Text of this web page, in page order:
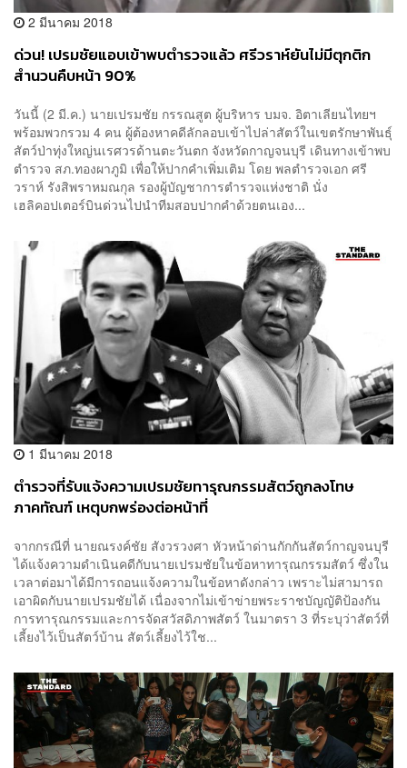
2 มีนาคม 2018
ด่วน! เปรมชัยแอบเข้าพบตำรวจแล้ว ศรีวราห์ยันไม่มีตุกติก
สำนวนคืบหน้า 90%
วันนี้ (2 มี.ค.) นายเปรมชัย กรรณสูต ผู้บริหาร บมจ. อิตาเลียนไทยฯ
พร้อมพวกรวม 4 คน ผู้ต้องหาคดีลักลอบเข้าไปล่าสัตว์ในเขตรักษาพันธ์ุ
สัตว์ป่าทุ่งใหญ่นเรศวรด้านตะวันตก จังหวัดกาญจนบุรี เดินทางเข้าพบ
ตำรวจ สภ.ทองผาภูมิ เพื่อให้ปากคำเพิ่มเติม โดย พลตำรวจเอก ศรี
วราห์ รังสิพราหมณกุล รองผู้บัญชาการตำรวจแห่งชาติ นั่ง
เฮลิคอปเตอร์บินด่วนไปนำทีมสอบปากคำด้วยตนเอง...
1 มีนาคม 2018
ตำรวจที่รับแจ้งความเปรมชัยทารุณกรรมสัตว์ถูกลงโทษ
ภาคทัณฑ์ เหตุบกพร่องต่อหน้าที่
จากกรณีที่ นายณรงค์ชัย สังวรวงศา หัวหน้าด่านกักกันสัตว์กาญจนบุรี
ได้แจ้งความดำเนินคดีกับนายเปรมชัยในข้อหาทารุณกรรมสัตว์ ซึ่งใน
เวลาต่อมาได้มีการถอนแจ้งความในข้อหาดังกล่าว เพราะไม่สามารถ
เอาผิดกับนายเปรมชัยได้ เนื่องจากไม่เข้าข่ายพระราชบัญญัติป้องกัน
การทารุณกรรมและการจัดสวัสดิภาพสัตว์ ในมาตรา 3 ที่ระบุว่าสัตว์ที่
เลี้ยงไว้เป็นสัตว์บ้าน สัตว์เลี้ยงไว้ใช...